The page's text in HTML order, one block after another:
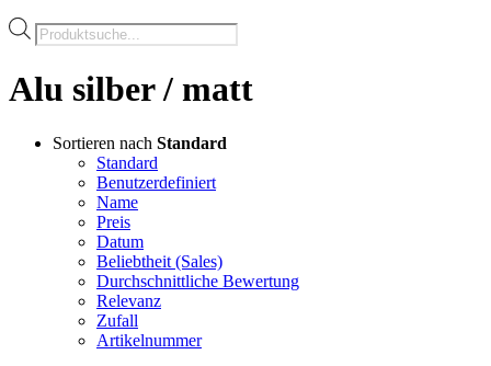
Products
search
Alu silber / matt
Sortieren nach Standard
Standard
Benutzerdefiniert
Name
Preis
Datum
Beliebtheit (Sales)
Durchschnittliche Bewertung
Relevanz
Zufall
Artikelnummer